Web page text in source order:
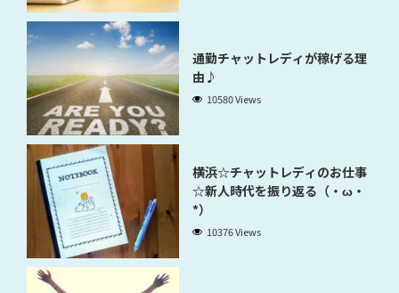
通勤チャットレディが稼げる理
由♪
10580 Views
横浜☆チャットレディのお仕事
☆新人時代を振り返る（・ω・
*）
10376 Views